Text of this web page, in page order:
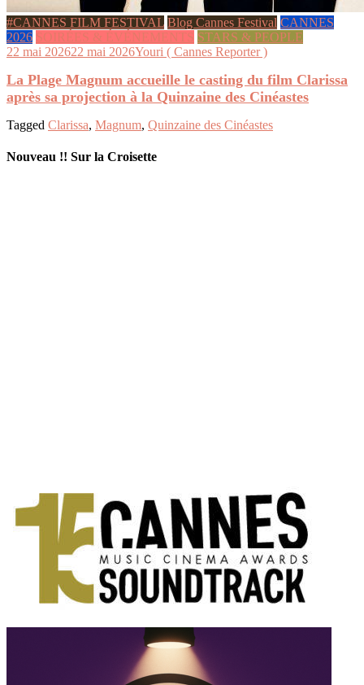
#CANNES FILM FESTIVAL Blog Cannes Festival CANNES
2026 SOIRÉES & ÉVÉNEMENTS STARS & PEOPLE
22 mai 202622 mai 2026Youri ( Cannes Reporter )
La Plage Magnum accueille le casting du film Clarissa
après sa projection à la Quinzaine des Cinéastes
Tagged Clarissa, Magnum, Quinzaine des Cinéastes
Nouveau !! Sur la Croisette